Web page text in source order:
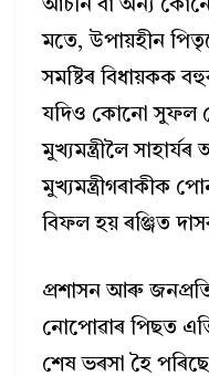
আঁচনি বা অন্য কোনো
মতে, উপায়হীন
সমষ্টিৰ বিধায়কক
যদিও কোনো সুফল
মুখ্যমন্ত্ৰীলৈ
মুখ্যমন্ত্ৰীগৰাকীক
বিফল হয় ৰঞ্জিত
প্ৰশাসন আৰু
নোপোৱাৰ পিছত
শেষ ভৰসা হৈ